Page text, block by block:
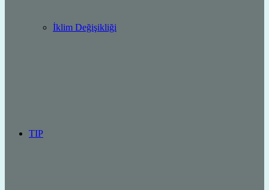
İklim Değişikliği
TIP